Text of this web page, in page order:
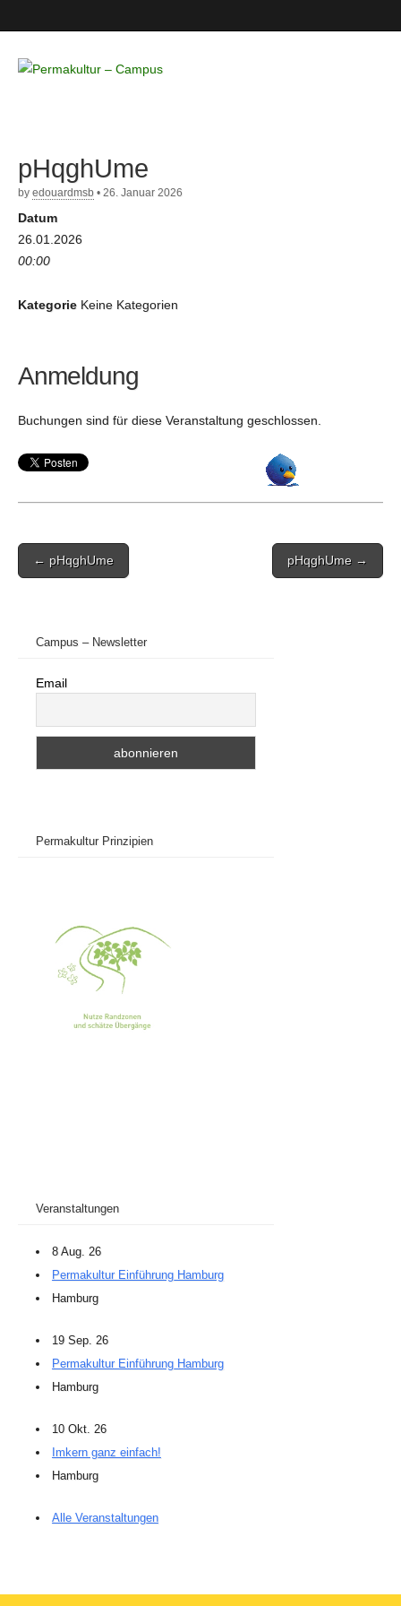
– Campus
pHqghUme
by edouardmsb • 26. Januar 2026
Datum
26.01.2026
00:00
Kategorie Keine Kategorien
Anmeldung
Buchungen sind für diese Veranstaltung geschlossen.
Post
navigation
← pHqghUme pHqghUme →
Campus – Newsletter
Email
Permakultur Prinzipien
Veranstaltungen
8 Aug. 26
Permakultur Einführung Hamburg
Hamburg
19 Sep. 26
Permakultur Einführung Hamburg
Hamburg
10 Okt. 26
Imkern ganz einfach!
Hamburg
Alle Veranstaltungen